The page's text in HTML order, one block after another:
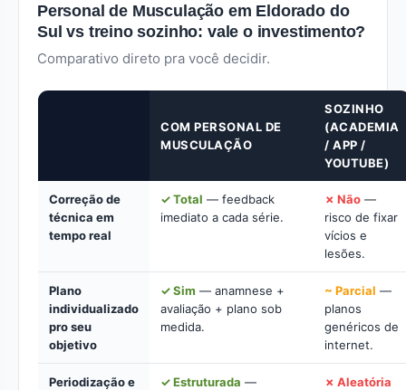
Personal de Musculação em Eldorado do
Sul vs treino sozinho: vale o investimento?
Comparativo direto pra você decidir.
COM PERSONAL DE
MUSCULAÇÃO
SOZINHO
(ACADEMIA
/ APP /
YOUTUBE)
Correção de
técnica em
tempo real
✓ Total — feedback
imediato a cada série.
✗ Não —
risco de fixar
vícios e
lesões.
Plano
individualizado
pro seu
objetivo
✓ Sim — anamnese +
avaliação + plano sob
medida.
~ Parcial —
planos
genéricos de
internet.
Periodização e
✓ Estruturada —
✗ Aleatória